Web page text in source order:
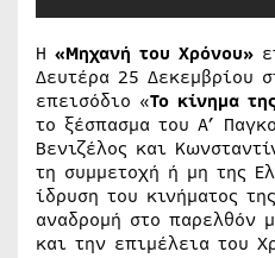
Η «Μηχανή του Χρόνου»
Δευτέρα 25 Δεκεμβρίου
επεισόδιο «Το κίνημα
το ξέσπασμα του Α’
Βενιζέλος και
τη συμμετοχή ή μη της
ίδρυση του κινήματος
αναδρομή στο παρελθόν
και την επιμέλεια του